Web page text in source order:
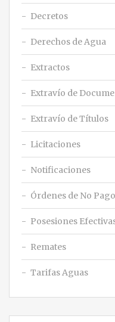
Decretos
Derechos de Agua
Extractos
Extravío de
Extravío de Títulos
Licitaciones
Notificaciones
Órdenes de No Pago
Posesiones
Remates
Tarifas Aguas